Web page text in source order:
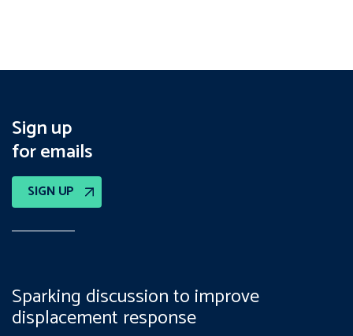
Sign up
for emails
SIGN UP
Sparking discussion to improve
displacement response